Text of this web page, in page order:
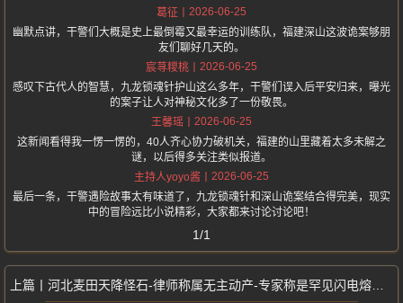
葛征
2026-06-25
幽默点讲，干警们大概是史上最倒霉又最幸运的训练队，福建深山这波诡案够朋
友们聊好几天的。
宸荨糭桃
2026-06-25
感叹下古代人的智慧，九龙锁魂针护山这么多年，干警们误入后平安归来，曝光
的案子让人对神秘文化多了一份敬畏。
王馨瑶
2026-06-25
这新闻看得我一愣一愣的，40人齐心协力破机关，福建的山里藏着太多未解之
谜，以后得多关注类似报道。
主持人yoyo酱
2026-06-25
最后一条，干警遇险故事太有味道了，九龙锁魂针和深山诡案结合得完美，现实
中的冒险远比小说精彩，大家都来讨论讨论吧！
1/1
河北麦田天降怪石-律师称属无主动产-专家称是罕见闪电熔岩-田主先占先得